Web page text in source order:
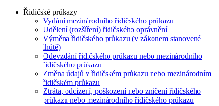
Řidičské průkazy
Vydání mezinárodního řidičského průkazu
Udělení (rozšíření) řidičského oprávnění
Výměna řidičského průkazu (v zákonem stanovené
lhůtě)
Odevzdání řidičského průkazu nebo mezinárodního
řidičského průkazu
Změna údajů v řidičském průkazu nebo mezinárodním
řidičském průkazu
Ztráta, odcizení, poškození nebo zničení řidičského
průkazu nebo mezinárodního řidičského průkazu